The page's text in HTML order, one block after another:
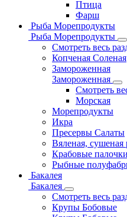
Птица
Фарш
Рыба Морепродукты
Рыба Морепродукты
Смотреть весь
Копченая Соленая
Замороженная
Замороженная
Смотреть
Морская
Морепродукты
Икра
Пресервы Салаты
Вяленая,
Крабовые
Рыбные
Бакалея
Бакалея
Смотреть весь
Крупы Бобовые